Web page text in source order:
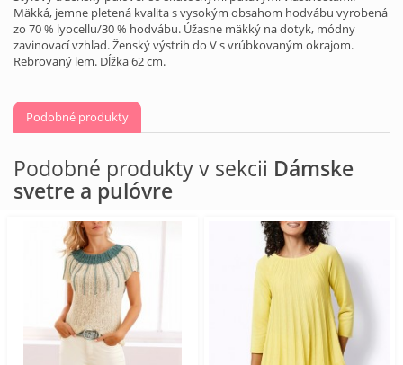
Mäkká, jemne pletená kvalita s vysokým obsahom hodvábu vyrobená
zo 70 % lyocellu/30 % hodvábu. Úžasne mäkký na dotyk, módny
zavinovací vzhľad. Ženský výstrih do V s vrúbkovaným okrajom.
Rebrovaný lem. Dĺžka 62 cm.
Podobné produkty
Podobné produkty v sekcii Dámske
svetre a pulóvre